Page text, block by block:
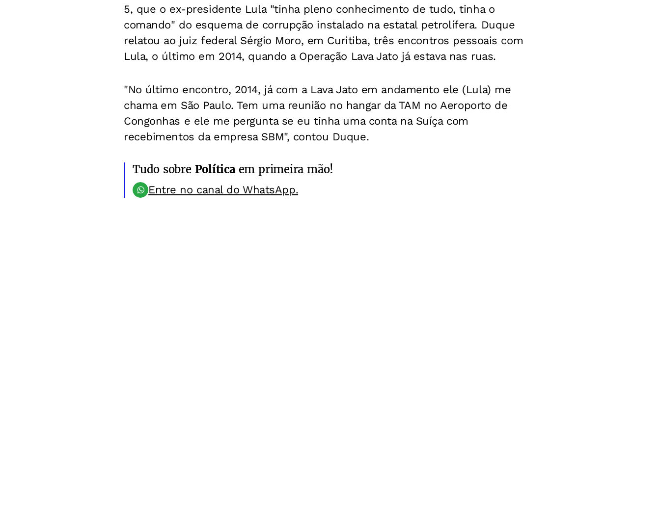
5, que o ex-presidente Lula "tinha pleno conhecimento de tudo, tinha o
comando" do esquema de corrupção instalado na estatal petrolífera. Duque
relatou ao juiz federal Sérgio Moro, em Curitiba, três encontros pessoais com
Lula, o último em 2014, quando a Operação Lava Jato já estava nas ruas.
"No último encontro, 2014, já com a Lava Jato em andamento ele (Lula) me
chama em São Paulo. Tem uma reunião no hangar da TAM no Aeroporto de
Congonhas e ele me pergunta se eu tinha uma conta na Suíça com
recebimentos da empresa SBM", contou Duque.
Tudo sobre Políticaem primeira mão!
Entre no canal do WhatsApp.